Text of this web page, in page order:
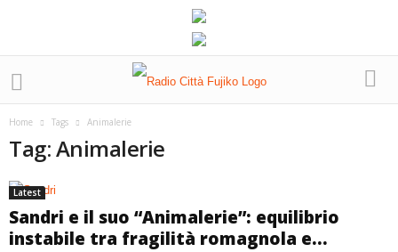
Home Tags Animalerie
Tag: Animalerie
Latest
Sandri e il suo “Animalerie”: equilibrio
instabile tra fragilità romagnola e...